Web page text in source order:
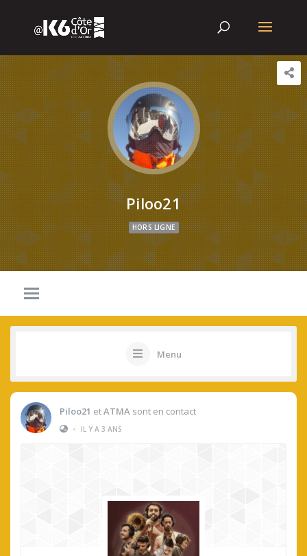
Piloo21
HORS LIGNE
Menu
Piloo21 etATMA sont en contact
•
IL Y A 3 ANS